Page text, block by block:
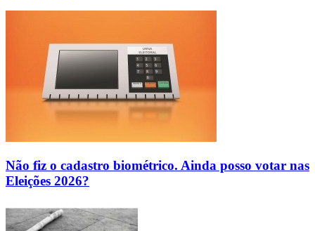
Não fiz o cadastro biométrico. Ainda posso votar nas
Eleições 2026?